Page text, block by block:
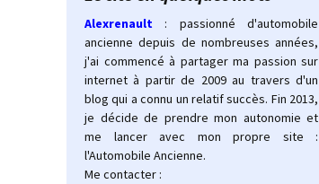
Alexrenault
: passionné d'automobile
ancienne depuis de nombreuses années,
j'ai commencé à partager ma passion sur
internet à partir de 2009 au travers d'un
blog qui a connu un relatif succès. Fin 2013,
je décide de prendre mon autonomie et
me lancer avec mon propre site :
l'Automobile Ancienne.
Me contacter :